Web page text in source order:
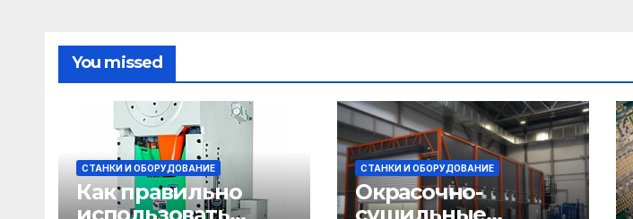
You missed
СТАНКИ И ОБОРУДОВАНИЕ
Как правильно
СТАНКИ И ОБОРУДОВАНИЕ
Окрасочно-